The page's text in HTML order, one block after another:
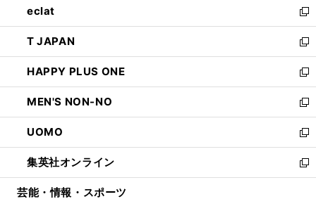
く
で
開
く
ド
ウ
で
開
く
ィ
ン
ド
ウ
で
開
く
い
ウ
ィ
ン
ド
ウ
で
開
く
eclat
新
し
い
ウ
ィ
ン
ド
ウ
で
開
く
T JAPAN
新
し
い
ウ
ィ
ン
ド
ウ
で
開
HAPPY PLUS ONE
新
し
い
ウ
ィ
ン
ド
ウ
MEN'S NON-NO
新
し
い
ウ
ィ
ン
UOMO
新
し
い
ウ
集英社オンライン
新
し
芸能・情報・スポーツ